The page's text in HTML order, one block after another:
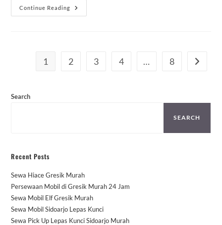
Continue Reading
Sewa
Mobil
1 2 3 4 … 8 Go to
Search
SEARCH
Recent Posts
Sewa Hiace Gresik Murah
Persewaan Mobil di Gresik Murah 24 Jam
Sewa Mobil Elf Gresik Murah
Sewa Mobil Sidoarjo Lepas Kunci
Sewa Pick Up Lepas Kunci Sidoarjo Murah